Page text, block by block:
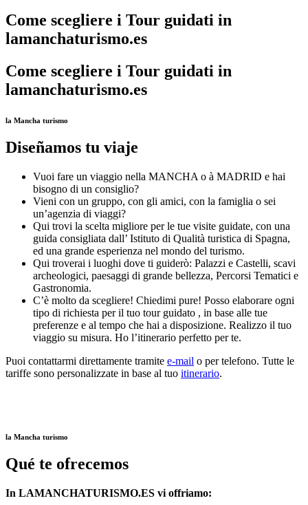
Come scegliere i Tour guidati in
lamanchaturismo.es
Come scegliere i Tour guidati in
lamanchaturismo.es
la Mancha turismo
Diseñamos tu viaje
Vuoi fare un viaggio nella MANCHA o à MADRID e hai
bisogno di un consiglio?
Vieni con un gruppo, con gli amici, con la famiglia o sei
un’agenzia di viaggi?
Qui trovi la scelta migliore per le tue visite guidate, con una
guida consigliata dall’ Istituto di Qualità turistica di Spagna,
ed una grande esperienza nel mondo del turismo.
Qui troverai i luoghi dove ti guiderò: Palazzi e Castelli, scavi
archeologici, paesaggi di grande bellezza, Percorsi Tematici e
Gastronomia.
C’è molto da scegliere! Chiedimi pure! Posso elaborare ogni
tipo di richiesta per il tuo tour guidato , in base alle tue
preferenze e al tempo che hai a disposizione. Realizzo il tuo
viaggio su misura. Ho l’itinerario perfetto per te.
Puoi contattarmi direttamente tramite e-mail o per telefono. Tutte le
tariffe sono personalizzate in base al tuo itinerario.
la Mancha turismo
Qué te ofrecemos
In LAMANCHATURISMO.ES vi offriamo: